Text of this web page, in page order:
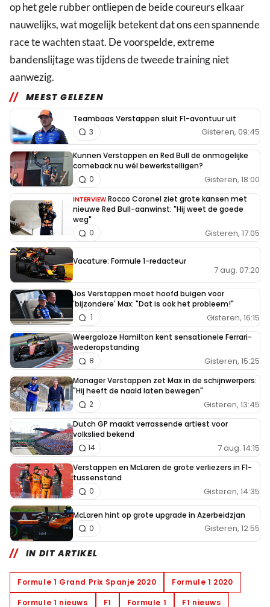
op het gele rubber ontliepen de beide coureurs elkaar
nauwelijks, wat mogelijk betekent dat ons een spannende
race te wachten staat. De voorspelde, extreme
bandenslijtage was tijdens de tweede training niet
aanwezig.
MEEST GELEZEN
Teambaas Verstappen sluit F1-avontuur uit
Gisteren, 09:45
3
Kunnen Verstappen en Red Bull de onmogelijke
comeback nu wél bewerkstelligen?
Gisteren, 18:00
0
INTERVIEW Rocco Coronel ziet grote kansen met
nieuwe Red Bull-aanwinst: "Hij weet de goede
weg"
Gisteren, 17:05
0
Vacature: Formule 1-redacteur
7 aug. 07:20
Jos Verstappen moet hoofd buigen voor
'bijzondere' Max: "Dat is ook het probleem!"
Gisteren, 16:15
1
Weergaloze Hamilton kent sensationele Ferrari-
wederopstanding
Gisteren, 15:25
8
Manager Verstappen zet Max in de schijnwerpers:
"Hij heeft de naald laten bewegen"
Gisteren, 13:45
2
Dutch GP maakt verrassende artiest voor
volkslied bekend
7 aug. 14:15
14
Verstappen en McLaren de grote verliezers in F1-
tussenstand
Gisteren, 14:35
0
McLaren hint op grote upgrade in Azerbeidzjan
Gisteren, 12:55
0
IN DIT ARTIKEL
Formule 1 Grand Prix Spanje 2020
Formule 1 2020
Formule 1 nieuws
F1 Formule 1 F1 nieuws